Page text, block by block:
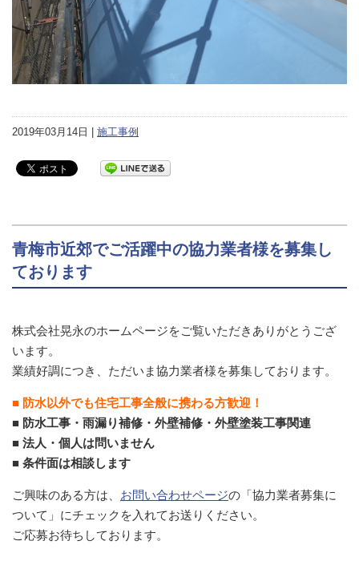
2019年03月14日 | 施工事例
青梅市近郊でご活躍中の協力業者様を募集し
ております
株式会社晃永のホームページをご覧いただきありがとうござ
います。
業績好調につき、ただいま協力業者様を募集しております。
■ 防水以外でも住宅工事全般に携わる方歓迎！
■ 防水工事・雨漏り補修・外壁補修・外壁塗装工事関連
■ 法人・個人は問いません
■ 条件面は相談します
ご興味のある方は、 お問い合わせページの「協力業者募集に
ついて」にチェックを入れてお送りください。
ご応募お待ちしております。